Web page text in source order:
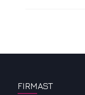
FIRMAST